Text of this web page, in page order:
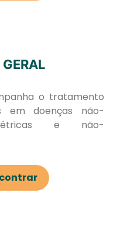
o tratamento
em doenças não-
e não-